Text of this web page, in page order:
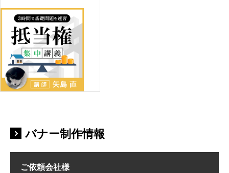
バナー制作情報
ご依頼会社様